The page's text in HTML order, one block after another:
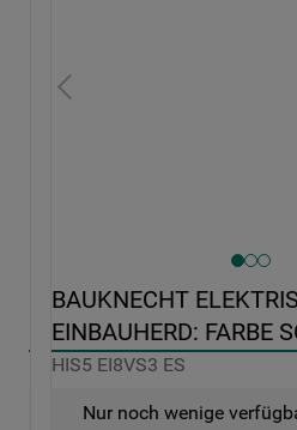
BAUKNECHT
EINBAUHERD: FARBE
HIS5 EI8VS3 ES
HIS5 EI8VS3 ES
Nur noch wenige